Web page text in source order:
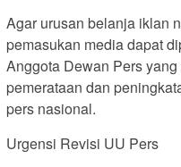
Agar urusan belanja iklan
pemasukan media dapat
Anggota Dewan Pers
pemerataan dan
pers nasional.
Urgensi Revisi UU Pers